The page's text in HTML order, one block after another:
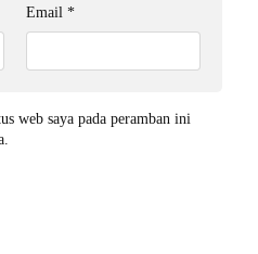
Email *
web saya pada peramban ini